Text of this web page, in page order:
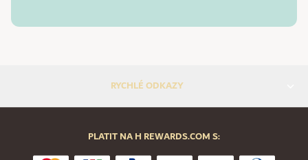
RYCHLÉ ODKAZY
PLATIT NA H REWARDS.COM S: